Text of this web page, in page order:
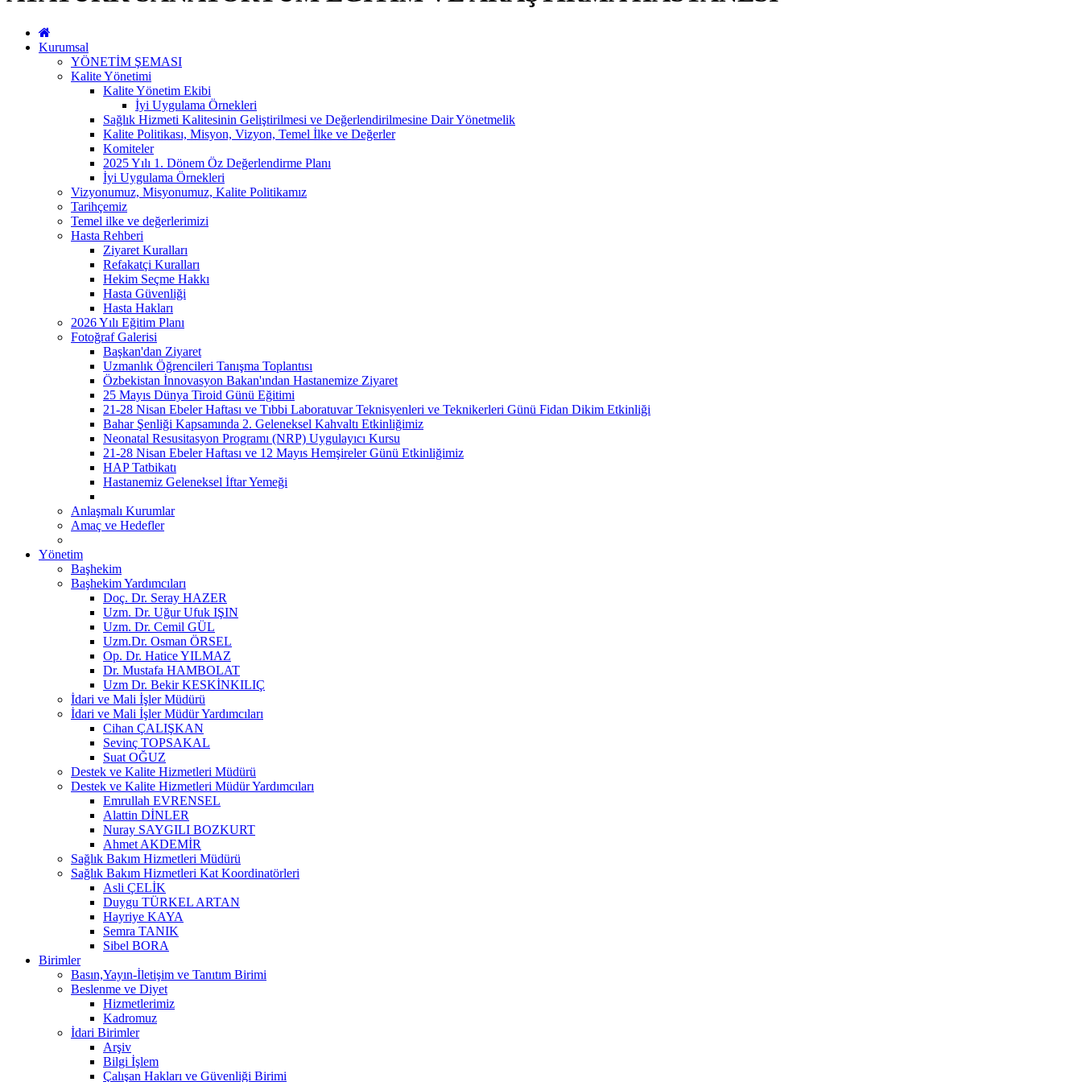
Kurumsal
YÖNETİM ŞEMASI
Kalite Yönetimi
Kalite Yönetim Ekibi
İyi Uygulama Örnekleri
Sağlık Hizmeti Kalitesinin Geliştirilmesi ve Değerlendirilmesine Dair Yönetmelik
Kalite Politikası, Misyon, Vizyon, Temel İlke ve Değerler
Komiteler
2025 Yılı 1. Dönem Öz Değerlendirme Planı
İyi Uygulama Örnekleri
Vizyonumuz, Misyonumuz, Kalite Politikamız
Tarihçemiz
Temel ilke ve değerlerimizi
Hasta Rehberi
Ziyaret Kuralları
Refakatçi Kuralları
Hekim Seçme Hakkı
Hasta Güvenliği
Hasta Hakları
2026 Yılı Eğitim Planı
Fotoğraf Galerisi
Başkan'dan Ziyaret
Uzmanlık Öğrencileri Tanışma Toplantısı
Özbekistan İnnovasyon Bakan'ından Hastanemize Ziyaret
25 Mayıs Dünya Tiroid Günü Eğitimi
21-28 Nisan Ebeler Haftası ve Tıbbi Laboratuvar Teknisyenleri ve Teknikerleri Günü Fidan Dikim Etkinliği
Bahar Şenliği Kapsamında 2. Geleneksel Kahvaltı Etkinliğimiz
Neonatal Resusitasyon Programı (NRP) Uygulayıcı Kursu
21-28 Nisan Ebeler Haftası ve 12 Mayıs Hemşireler Günü Etkinliğimiz
HAP Tatbikatı
Hastanemiz Geleneksel İftar Yemeği
Anlaşmalı Kurumlar
Amaç ve Hedefler
Yönetim
Başhekim
Başhekim Yardımcıları
Doç. Dr. Seray HAZER
Uzm. Dr. Uğur Ufuk IŞIN
Uzm. Dr. Cemil GÜL
Uzm.Dr. Osman ÖRSEL
Op. Dr. Hatice YILMAZ
Dr. Mustafa HAMBOLAT
Uzm Dr. Bekir KESKİNKILIÇ
İdari ve Mali İşler Müdürü
İdari ve Mali İşler Müdür Yardımcıları
Cihan ÇALIŞKAN
Sevinç TOPSAKAL
Suat OĞUZ
Destek ve Kalite Hizmetleri Müdürü
Destek ve Kalite Hizmetleri Müdür Yardımcıları
Emrullah EVRENSEL
Alattin DİNLER
Nuray SAYGILI BOZKURT
Ahmet AKDEMİR
Sağlık Bakım Hizmetleri Müdürü
Sağlık Bakım Hizmetleri Kat Koordinatörleri
Asli ÇELİK
Duygu TÜRKEL ARTAN
Hayriye KAYA
Semra TANIK
Sibel BORA
Birimler
Basın,Yayın-İletişim ve Tanıtım Birimi
Beslenme ve Diyet
Hizmetlerimiz
Kadromuz
İdari Birimler
Arşiv
Bilgi İşlem
Çalışan Hakları ve Güvenliği Birimi